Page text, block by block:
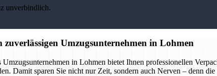
unverbindlich.
Umzugsunternehmen in Lohmen
in Lohmen bietet Ihnen professionellen
Damit sparen Sie nicht nur Zeit, sondern auch Nerven – denn